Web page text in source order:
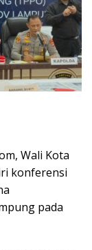
Wali Kota
konferensi
pada